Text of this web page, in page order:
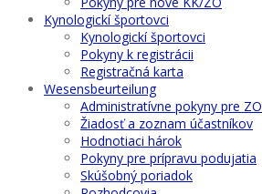
Kynologickí športovci
Kynologickí športovci
Pokyny k registrácii
Registračná karta
Wesensbeurteilung
Administratívne pokyny pre ZO
Žiadosť a zoznam účastníkov
Hodnotiaci hárok
Pokyny pre prípravu podujatia
Skúšobný poriadok